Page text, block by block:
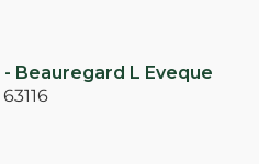
- Beauregard L Eveque
63116